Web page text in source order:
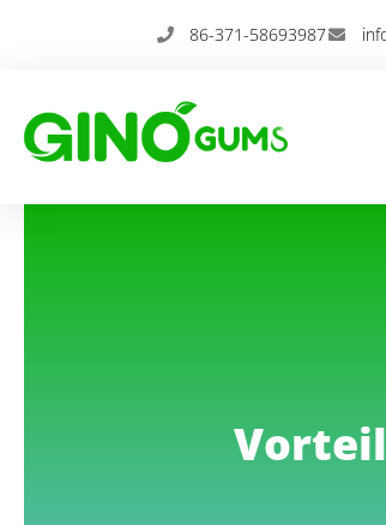
86-371-58693987